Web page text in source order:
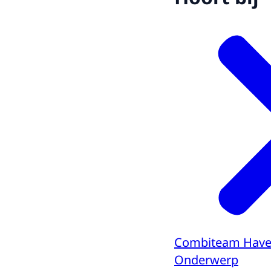
Combiteam
Onderwerp